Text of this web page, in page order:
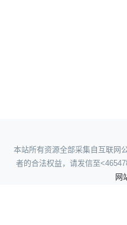
本站所有资源全部采集自互联网
者的合法权益，请发信至
网